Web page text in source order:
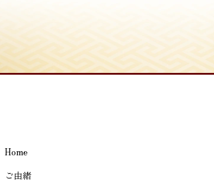
Home
ご由緒